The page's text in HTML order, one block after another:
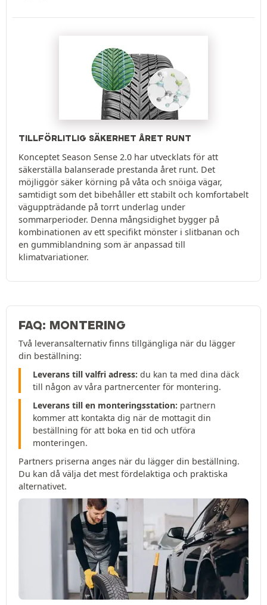
TILLFÖRLITLIG SÄKERHET ÅRET RUNT
Konceptet Season Sense 2.0 har utvecklats för att
säkerställa balanserade prestanda året runt. Det
möjliggör säker körning på våta och snöiga vägar,
samtidigt som det bibehåller ett stabilt och komfortabelt
väguppträdande på torrt underlag under
sommarperioder. Denna mångsidighet bygger på
kombinationen av ett specifikt mönster i slitbanan och
en gummiblandning som är anpassad till
klimatvariationer.
FAQ: MONTERING
Två leveransalternativ finns tillgängliga när du lägger
din beställning:
Leverans till valfri adress: du kan ta med dina däck
till någon av våra partnercenter för montering.
Leverans till en monteringsstation: partnern
kommer att kontakta dig när de mottagit din
beställning för att boka en tid och utföra
monteringen.
Partners priserna anges när du lägger din beställning.
Du kan då välja det mest fördelaktiga och praktiska
alternativet.